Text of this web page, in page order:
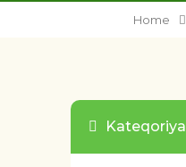
Home
Kateqoriya